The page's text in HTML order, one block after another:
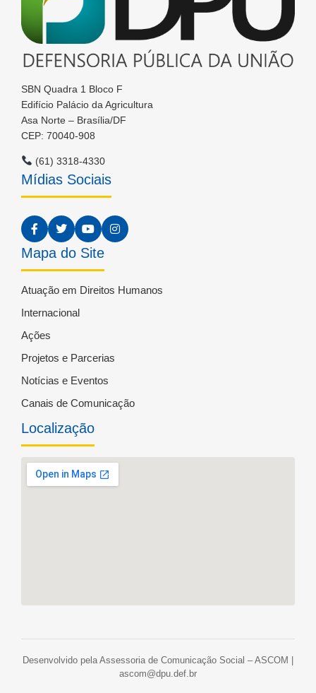
SBN Quadra 1 Bloco F
Edifício Palácio da Agricultura
Asa Norte – Brasília/DF
CEP: 70040-908
(61) 3318-4330
Mídias Sociais
Mapa do Site
Atuação em Direitos Humanos
Internacional
Ações
Projetos e Parcerias
Notícias e Eventos
Canais de Comunicação
Localização
Desenvolvido pela Assessoria de Comunicação Social – ASCOM |
ascom@dpu.def.br